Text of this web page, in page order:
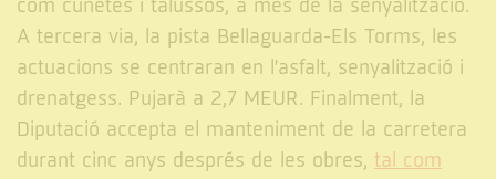
com cunetes i talussos, a més de la senyalització.
A tercera via, la pista Bellaguarda-Els Torms, les
actuacions se centraran en l'asfalt, senyalització i
drenatgess. Pujarà a 2,7 MEUR. Finalment, la
Diputació accepta el manteniment de la carretera
durant cinc anys després de les obres, tal com